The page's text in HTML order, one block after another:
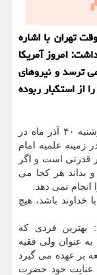
تهران با اشاره
امروز آمریکا
ترسد و نیروهای
از استکبار ربوده
آیت الله کاظم صدیقی قبل از ظهر امروز چهارشنبه ۳۰ آذر ماه در
زمینه علمیه امام
قدرتی است و اگر
و بداند هر کجا می
نمی دهد.
خداوند باشد، هیچ
بهترین فردی که
عنوان ولی فقیه
بر عهده می گیرد
عنایت خود حضرت